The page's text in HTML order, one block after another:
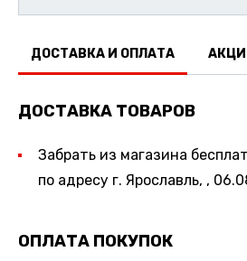
ДОСТАВКА И ОПЛАТА
ДОСТАВКА ТОВАРОВ
Забрать из магазина
по адресу г. Ярославль, ,
ОПЛАТА ПОКУПОК